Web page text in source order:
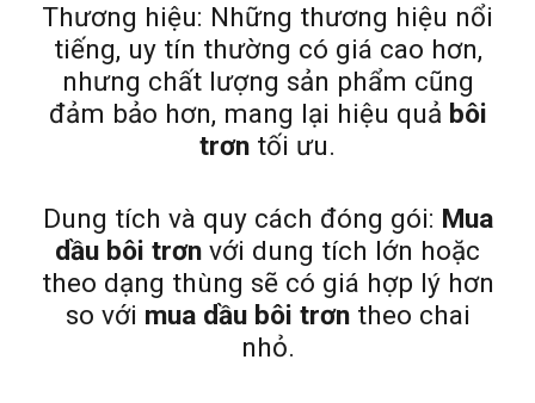
Thương hiệu: Những thương hiệu nổi
tiếng, uy tín thường có giá cao hơn,
nhưng chất lượng sản phẩm cũng
đảm bảo hơn, mang lại hiệu quả bôi
trơn tối ưu.
Dung tích và quy cách đóng gói: Mua
dầu bôi trơn với dung tích lớn hoặc
theo dạng thùng sẽ có giá hợp lý hơn
so với mua dầu bôi trơntheo chai
nhỏ.